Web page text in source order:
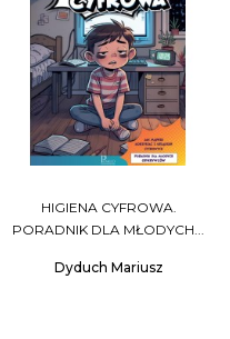
HIGIENA CYFROWA.
PORADNIK DLA MŁODYCH...
Dyduch Mariusz